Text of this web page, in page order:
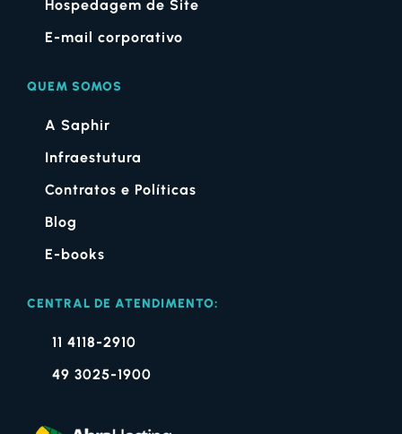
Hospedagem de Site
E-mail corporativo
QUEM SOMOS
A Saphir
Infraestutura
Contratos e Políticas
Blog
E-books
CENTRAL DE ATENDIMENTO:
11 4118-2910
49 3025-1900